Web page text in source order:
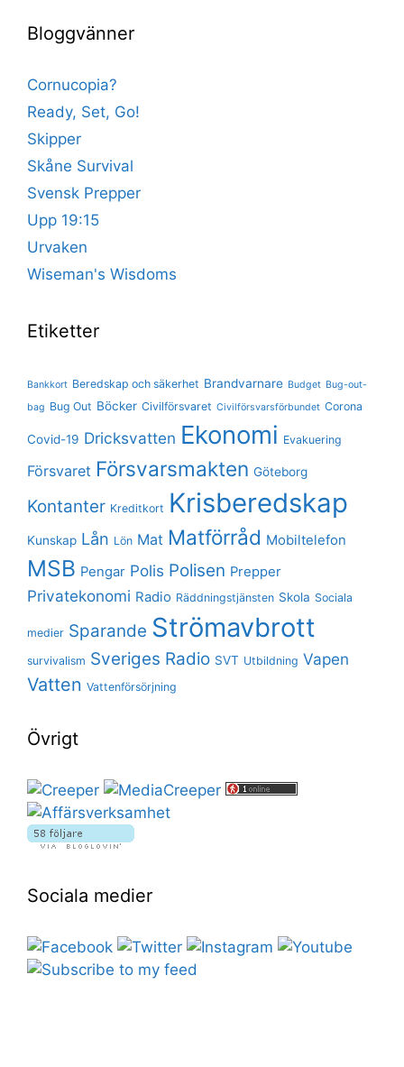
Bloggvänner
Cornucopia?
Ready, Set, Go!
Skipper
Skåne Survival
Svensk Prepper
Upp 19:15
Urvaken
Wiseman's Wisdoms
Etiketter
Bankkort Beredskap och säkerhet Brandvarnare Budget Bug-out-
bag Bug Out Böcker Civilförsvaret Civilförsvarsförbundet Corona
Covid-19 Dricksvatten Ekonomi Evakuering
Försvaret Försvarsmakten Göteborg
Kontanter Kreditkort Krisberedskap
Kunskap Lån Lön Mat Matförråd Mobiltelefon
MSB Pengar Polis Polisen Prepper
Privatekonomi Radio Räddningstjänsten Skola Sociala
medier Sparande Strömavbrott
survivalism Sveriges Radio SVT Utbildning Vapen
Vatten Vattenförsörjning
Övrigt
Sociala medier